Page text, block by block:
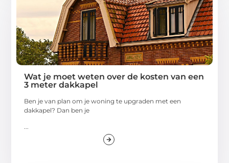
Wat je moet weten over de kosten van een
3 meter dakkapel
Ben je van plan om je woning te upgraden met een
dakkapel? Dan ben je
...